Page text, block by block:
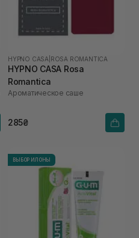
HYPNO CASA ROSA ROMANTICA
HYPNO CASA Rosa
Romantica
Ароматическое саше
285₴
ВЫБОР ИЛОНЫ